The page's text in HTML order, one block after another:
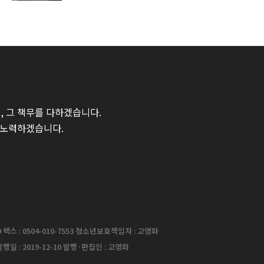
그 책무를 다하겠습니다.
력하겠습니다.
스 : 0504-010-7553 청소년보호책임자 : 고영화
일 : 2019-12-10 발행·편집인 : 고영화